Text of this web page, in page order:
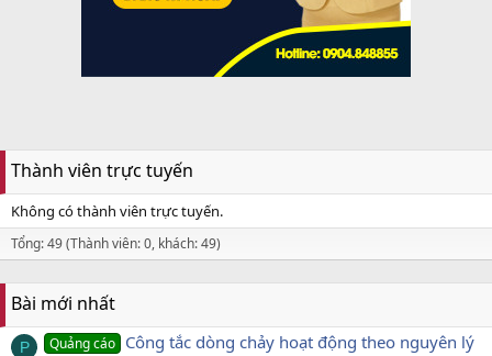
Thành viên trực tuyến
Không có thành viên trực tuyến.
Tổng: 49 (Thành viên: 0, khách: 49)
Bài mới nhất
P Quảng cáo Công tắc dòng chảy hoạt động theo nguyên lý